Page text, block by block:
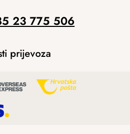
23 775 506
prijevoza